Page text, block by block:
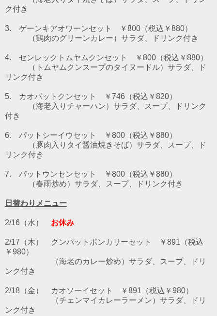
ク付き
3. ゲーンキアオワーンセット ￥800（税込￥880）
（鶏肉のグリーンカレー） サラダ、ドリンク付き
4. センレックトムヤムクンセット ￥800（税込￥880）
（トムヤムクンスープのタイヌードル） サラダ、ド
リンク付き
5. カオパットクンセット ￥746（税込￥820）
（海老入りチャーハン）サラダ、スープ、ドリンク
付き
6. パットシーイウセット
￥800（税込￥880）
（豚肉入りタイ醤油焼きそば）サラダ、スープ、ド
リンク付き
7. パットウンセンセット
￥800（税込￥880）
（春雨炒め）サラダ、スープ、ドリンク付き
日替わりメニュー
2/16（水） お休み
2/17（木） クンパットポンカリーセット ￥891（税込
￥980）
（海老のカレー炒め）サラダ、スープ、ドリ
ンク付き
2/18（金） カオソーイセット ￥891（税込￥980）
（チェンマイカレーラーメン）サラダ、ドリ
ンク付き